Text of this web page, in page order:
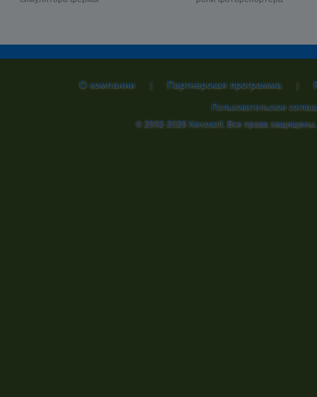
О компании | Партнерская программа |
Пользовательское
© 2002-2026Nevosoft. Все права защищены